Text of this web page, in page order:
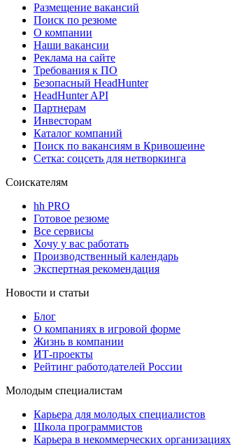
Размещение вакансий
Поиск по резюме
О компании
Наши вакансии
Реклама на сайте
Требования к ПО
Безопасный HeadHunter
HeadHunter API
Партнерам
Инвесторам
Каталог компаний
Поиск по вакансиям в Кривошеине
Сетка: соцсеть для нетворкинга
Соискателям
hh PRO
Готовое резюме
Все сервисы
Хочу у вас работать
Производственный календарь
Экспертная рекомендация
Новости и статьи
Блог
О компаниях в игровой форме
Жизнь в компании
ИТ-проекты
Рейтинг работодателей России
Молодым специалистам
Карьера для молодых специалистов
Школа программистов
Карьера в некоммерческих организациях